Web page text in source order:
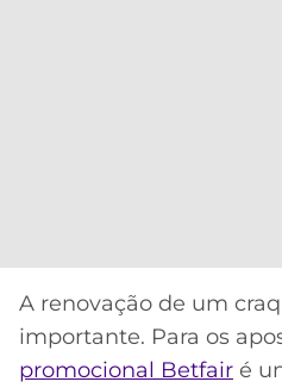
A renovação de um
importante. Para os
promocional Betfair é